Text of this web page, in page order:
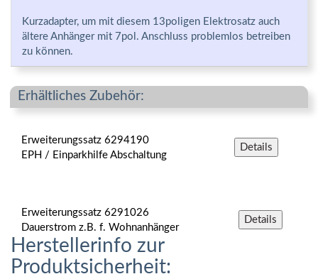
Kurzadapter, um mit diesem 13poligen Elektrosatz auch
ältere Anhänger mit 7pol. Anschluss problemlos betreiben
zu können.
Erhältliches Zubehör:
Erweiterungssatz 6294190
EPH / Einparkhilfe Abschaltung
Details
Erweiterungssatz 6291026
Dauerstrom z.B. f. Wohnanhänger
Details
Herstellerinfo zur
Produktsicherheit: